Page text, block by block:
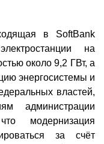
в SoftBank
на
около 9,2 ГВт, а
энергосистемы и
властей,
администрации
модернизация
за счёт